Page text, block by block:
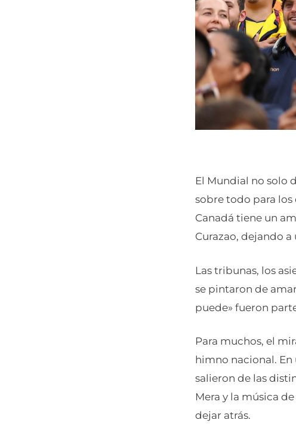
El Mundial no solo
sobre todo para los
Canadá tiene un
Curazao, dejando
Las tribunas, los
se pintaron de
puede» fueron
Para muchos, el
himno nacional.
salieron de las
Mera y la música
dejar atrás.